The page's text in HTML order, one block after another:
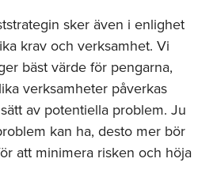
sker även i enlighet
krav och verksamhet. Vi
bäst värde för pengarna,
verksamheter påverkas
av potentiella problem. Ju
kan ha, desto mer bör
att minimera risken och höja